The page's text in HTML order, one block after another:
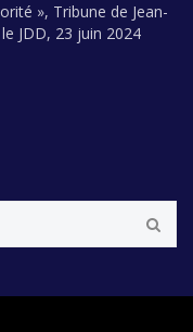
», Tribune de Jean-
JDD, 23 juin 2024